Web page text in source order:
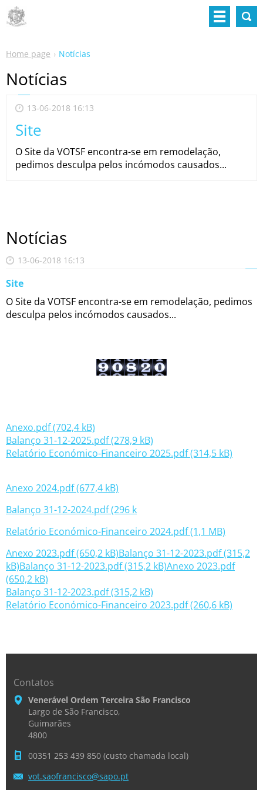
Home page Notícias
Notícias
13-06-2018 16:13
Site
O Site da VOTSF encontra-se em remodelação,
pedimos desculpa pelos incómodos causados...
Notícias
13-06-2018 16:13
Site
O Site da VOTSF encontra-se em remodelação, pedimos
desculpa pelos incómodos causados...
Anexo.pdf (702,4 kB)
Balanço 31-12-2025.pdf (278,9 kB)
Relatório Económico-Financeiro 2025.pdf (314,5 kB)
Anexo 2024.pdf (677,4 kB)
Balanço 31-12-2024.pdf (296 k
Relatório Económico-Financeiro 2024.pdf (1,1 MB)
Anexo 2023.pdf (650,2 kB)Balanço 31-12-2023.pdf (315,2
kB)Balanço 31-12-2023.pdf (315,2 kB)Anexo 2023.pdf
(650,2 kB)
Balanço 31-12-2023.pdf (315,2 kB)
Relatório Económico-Financeiro 2023.pdf (260,6 kB)
Contatos
Venerável Ordem Terceira São Francisco
Largo de São Francisco,
Guimarães
4800
00351 253 439 850 (custo chamada local)
vot.saofrancisco@sapo.pt